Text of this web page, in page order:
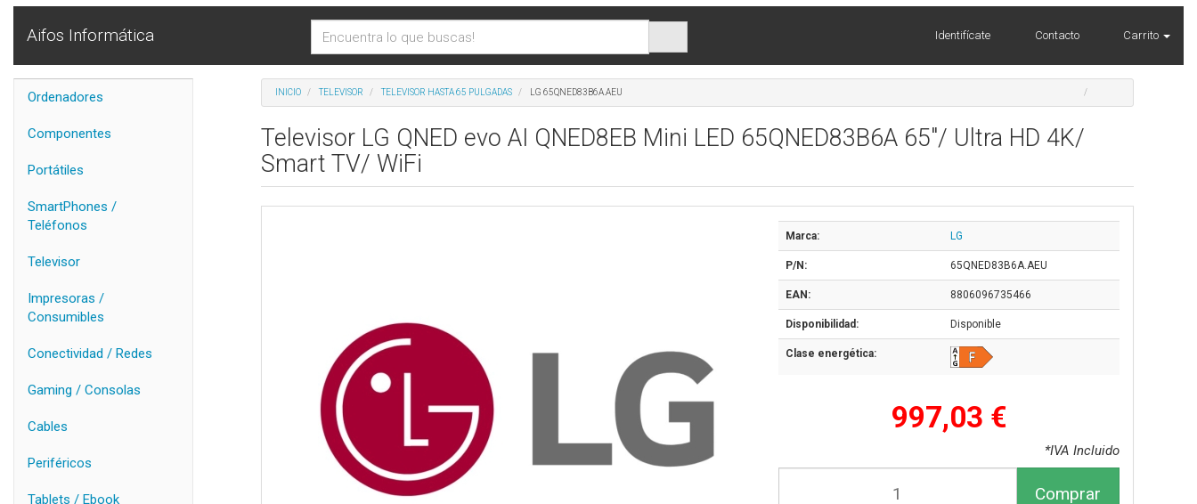
Aifos Informática Identifícate Contacto Carrito
Ordenadores
Componentes
Portátiles
SmartPhones /
Teléfonos
Televisor
Impresoras /
Consumibles
Conectividad / Redes
Gaming / Consolas
Cables
Periféricos
Tablets / Ebook
INICIO TELEVISOR TELEVISOR HASTA 65 PULGADAS LG 65QNED83B6A.AEU
Televisor LG QNED evo AI QNED8EB Mini LED 65QNED83B6A 65"/ Ultra HD 4K/
Smart TV/ WiFi
Marca: LG
P/N: 65QNED83B6A.AEU
EAN: 8806096735466
Disponibilidad: Disponible
Clase energética:
997,03 €
*IVA Incluido
Comprar